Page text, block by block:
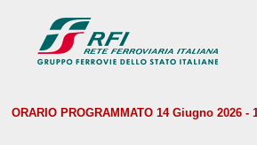
ORARIO PROGRAMMATO 14 Giugno 2026 -